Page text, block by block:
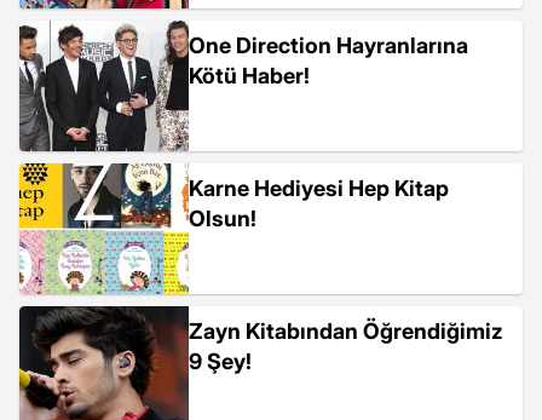
One Direction Hayranlarına
Kötü Haber!
Karne Hediyesi Hep Kitap
Olsun!
Zayn Kitabından Öğrendiğimiz
9 Şey!